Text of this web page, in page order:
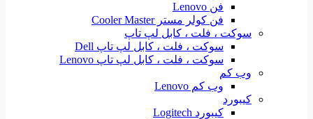
فن Lenovo
فن کولر مستر Cooler Master
سوکت ، فلت ، کابل لپ تاپ
سوکت ، فلت ، کابل لپ تاپ Dell
سوکت ، فلت ، کابل لپ تاپ Lenovo
وب کم
وب کم Lenovo
کیبورد
کیبورد Logitech